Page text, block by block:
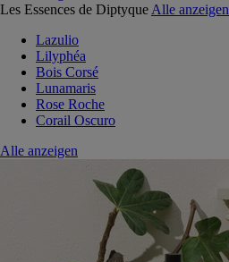
Les Essences de Diptyque Alle anzeigen
Lazulio
Lilyphéa
Bois Corsé
Lunamaris
Rose Roche
Corail Oscuro
Alle anzeigen